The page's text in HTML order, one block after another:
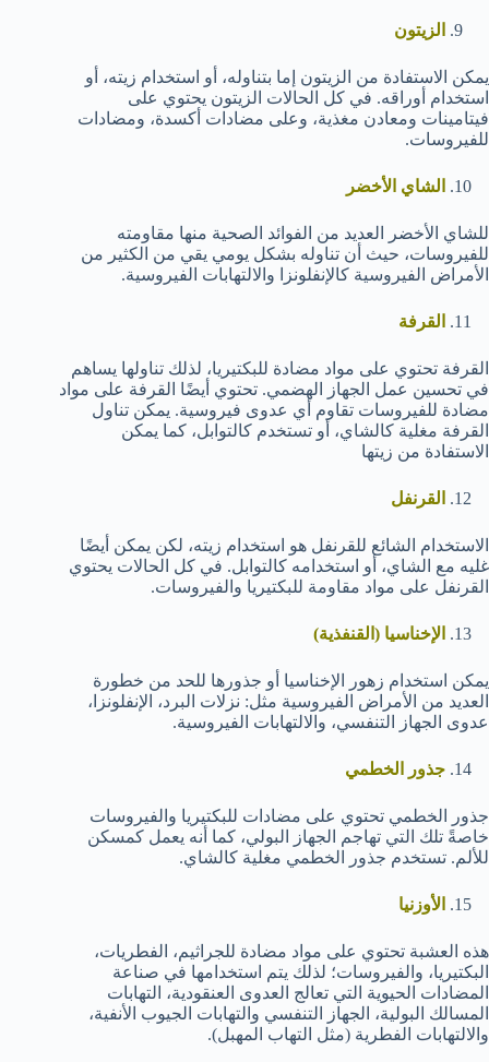
الزيتون
يمكن الاستفادة من الزيتون إما بتناوله، أو استخدام زيته، أو
استخدام أوراقه. في كل الحالات الزيتون يحتوي على
فيتامينات ومعادن مغذية، وعلى مضادات أكسدة، ومضادات
للفيروسات.
الشاي الأخضر
للشاي الأخضر العديد من الفوائد الصحية منها مقاومته
للفيروسات، حيث أن تناوله بشكل يومي يقي من الكثير من
الأمراض الفيروسية كالإنفلونزا والالتهابات الفيروسية.
القرفة
القرفة تحتوي على مواد مضادة للبكتيريا، لذلك تناولها يساهم
في تحسين عمل الجهاز الهضمي. تحتوي أيضًا القرفة على مواد
مضادة للفيروسات تقاوم أي عدوى فيروسية. يمكن تناول
القرفة مغلية كالشاي، أو تستخدم كالتوابل، كما يمكن
الاستفادة من زيتها
القرنفل
الاستخدام الشائع للقرنفل هو استخدام زيته، لكن يمكن أيضًا
غليه مع الشاي، أو استخدامه كالتوابل. في كل الحالات يحتوي
القرنفل على مواد مقاومة للبكتيريا والفيروسات.
الإخناسيا (القنفذية)
يمكن استخدام زهور الإخناسيا أو جذورها للحد من خطورة
العديد من الأمراض الفيروسية مثل: نزلات البرد، الإنفلونزا،
عدوى الجهاز التنفسي، والالتهابات الفيروسية.
جذور الخطمي
جذور الخطمي تحتوي على مضادات للبكتيريا والفيروسات
خاصةً تلك التي تهاجم الجهاز البولي، كما أنه يعمل كمسكن
للألم. تستخدم جذور الخطمي مغلية كالشاي.
الأوزنيا
هذه العشبة تحتوي على مواد مضادة للجراثيم، الفطريات،
البكتيريا، والفيروسات؛ لذلك يتم استخدامها في صناعة
المضادات الحيوية التي تعالج العدوى العنقودية، التهابات
المسالك البولية، الجهاز التنفسي والتهابات الجيوب الأنفية،
والالتهابات الفطرية (مثل التهاب المهبل).